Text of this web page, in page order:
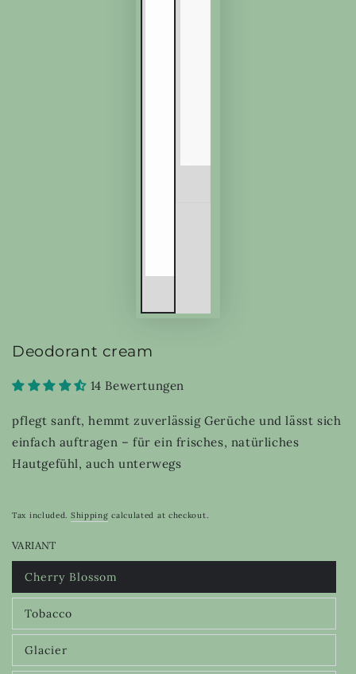
Deodorant cream
14 Bewertungen
pflegt sanft, hemmt zuverlässig Gerüche und lässt sich
einfach auftragen – für ein frisches, natürliches
Hautgefühl, auch unterwegs
Tax included. Shipping calculated at checkout.
VARIANT
Cherry Blossom
Variant
sold
or
unavailable
Tobacco
Variant
sold
or
unavailable
Glacier
Variant
sold